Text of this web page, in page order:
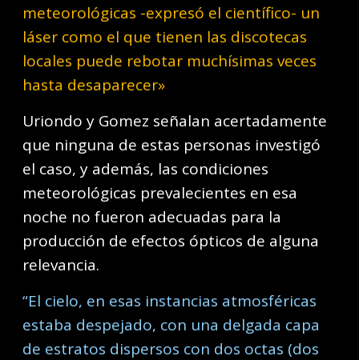
meteorológicas -expresó el científico- un
láser como el que tienen las discotecas
locales puede rebotar muchísimas veces
hasta desaparecer»
Uriondo y Gomez señalan acertadamente
que ninguna de estas personas investigó
el caso, y además, las condiciones
meteorológicas prevalecientes en esa
noche no fueron adecuadas para la
producción de efectos ópticos de alguna
relevancia.
“El cielo, en esas instancias atmosféricas
estaba despejado, con una delgada capa
de estratos dispersos con dos octas (dos